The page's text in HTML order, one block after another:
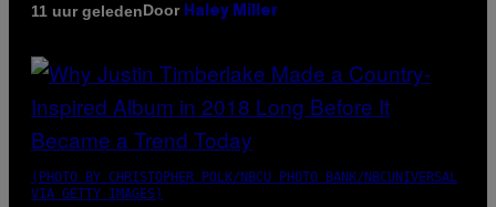
11 uur geledenDoor Haley Miller
(PHOTO BY CHRISTOPHER POLK/NBCU PHOTO BANK/NBCUNIVERSAL
VIA GETTY IMAGES)